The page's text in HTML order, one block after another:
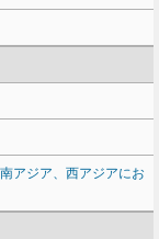
アジア、西アジアにお